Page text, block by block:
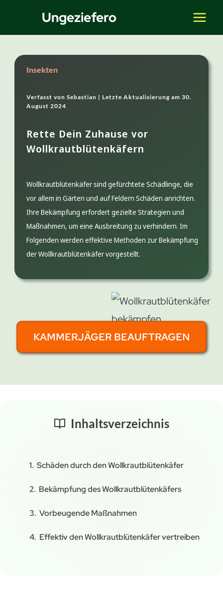
Ungeziefero
Insekten
Verfasst von Sebastian | Letzte Aktualisierung am 30.
August 2024
Rette Dein Zuhause vor
Wollkrautblütenkäfern
Wollkrautblütenkäfer sind gefürchtete Schädlinge, die
vor allem in Gärten und auf Feldern Schäden anrichten.
Ihre Bekämpfung erfordert gezielte Strategien und
Maßnahmen, um eine Ausbreitung zu verhindern. Im
Folgenden werden effektive Methoden zur Bekämpfung
der Wollkrautblütenkäfer vorgestellt.
KAMMERJÄGER BEAUFTRAGEN
Inhaltsverzeichnis
Schäden durch den Wollkrautblütenkäfer
Bekämpfung des Wollkrautblütenkäfers
Vorbeugende Maßnahmen
Effektiv den Wollkrautblütenkäfer vertreiben